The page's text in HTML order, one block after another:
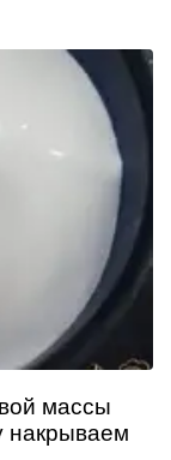
массы
накрываем